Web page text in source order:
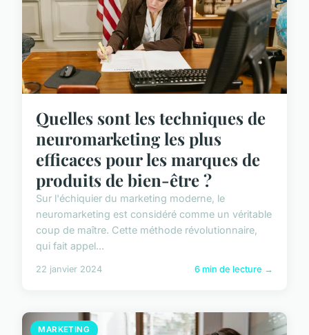
Quelles sont les techniques de
neuromarketing les plus
efficaces pour les marques de
produits de bien-être ?
Sur l'échiquier du marketing moderne, le
neuromarketing est considéré comme un véritable
coup de maître. Cette méthode révolutionnaire,
qui fait appel...
22 janvier 2024 6 min de lecture →
MARKETING